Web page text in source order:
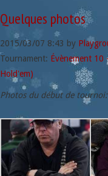
Quelques photos
2015/03/07 8:43 by
Tournament: Évènement 10
Hold'em)
Photos du début de tournoi: